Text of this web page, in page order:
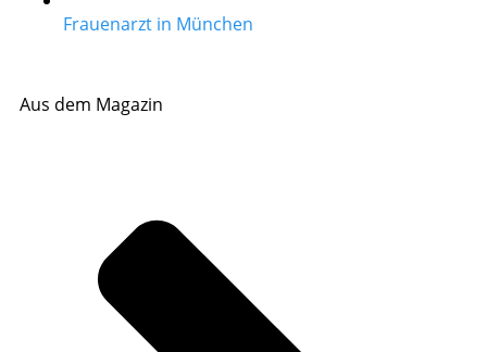
Frauenarzt in München
Aus dem Magazin